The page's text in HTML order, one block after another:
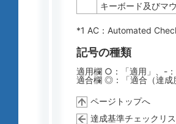
キーボード及びマ
*1 AC： Automated
記号の種類
適用欄 ○：「適用」、-：
適合欄 ◎：「適合（達成
ページトップへ
達成基準チェックリ